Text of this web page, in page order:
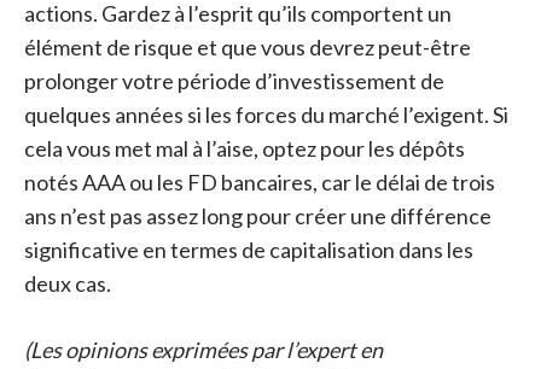
actions. Gardez à l’esprit qu’ils comportent un
élément de risque et que vous devrez peut-être
prolonger votre période d’investissement de
quelques années si les forces du marché l’exigent. Si
cela vous met mal à l’aise, optez pour les dépôts
notés AAA ou les FD bancaires, car le délai de trois
ans n’est pas assez long pour créer une différence
significative en termes de capitalisation dans les
deux cas.
(Les opinions exprimées par l’expert en